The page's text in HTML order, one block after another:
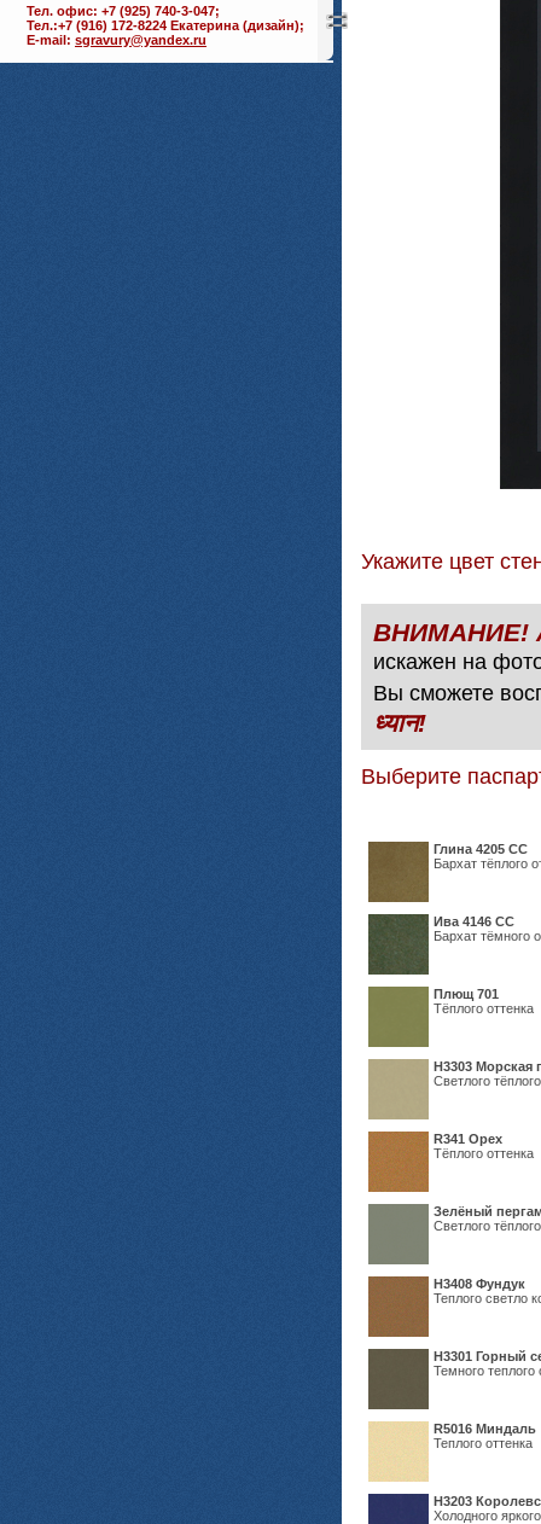
Тел. офис: +7 (925) 740-3-047;
Тел.:+7 (916) 172-8224 Екатерина (дизайн);
E-mail: sgravury@yandex.ru
Укажите цвет
искажен на
Вы сможете
ध्यान!
Выберите
Глина 4205 СС
Бархат тёплого
Ива 4146 СС
Бархат тёмного
Плющ 701
Тёплого оттенка
H3303 Морская
Светлого
R341 Орех
Тёплого оттенка
Зелёный
Светлого
Н3408 Фундук
Теплого светло
Н3301 Горный
Темного теплого
R5016 Миндаль
Теплого оттенка
Н3203
Холодного